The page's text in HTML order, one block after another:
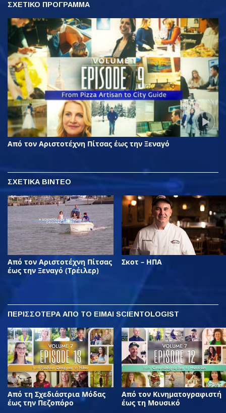
ΣΧΕΤΙΚΟ ΠΡΟΓΡΑΜΜΑ
Από τον Αριστοτέχνη Πίτσας έως την Ξεναγό
ΣΧΕΤΙΚΑ ΒΙΝΤΕΟ
Από τον Αριστοτέχνη Πίτσας
έως την Ξεναγό (Τρέιλερ)
Σκοτ – ΗΠΑ
ΠΕΡΙΣΣΟΤΕΡΑ ΑΠΟ ΤΟ ΕΙΜΑΙ SCIENTOLOGIST
Από τη Σχεδιάστρια Μόδας
έως την Πεζοπόρο
Από τον Κινηματογραφιστή
έως τη Μουσικό